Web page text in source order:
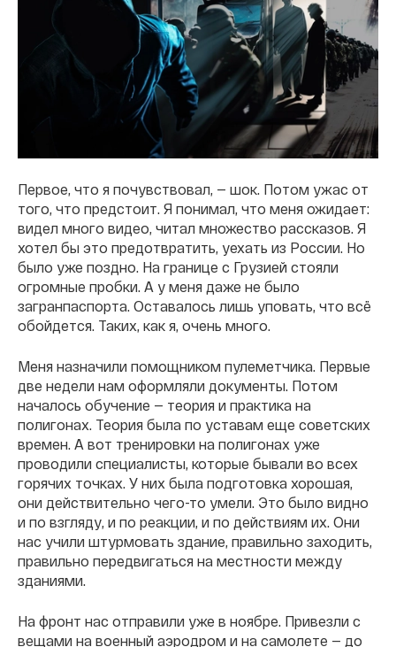
Первое, что я почувствовал, — шок. Потом ужас от
того, что предстоит. Я понимал, что меня ожидает:
видел много видео, читал множество рассказов. Я
хотел бы это предотвратить, уехать из России. Но
было уже поздно. На границе с Грузией стояли
огромные пробки. А у меня даже не было
загранпаспорта. Оставалось лишь уповать, что всё
обойдется. Таких, как я, очень много.
Меня назначили помощником пулеметчика. Первые
две недели нам оформляли документы. Потом
началось обучение — теория и практика на
полигонах. Теория была по уставам еще советских
времен. А вот тренировки на полигонах уже
проводили специалисты, которые бывали во всех
горячих точках. У них была подготовка хорошая,
они действительно чего-то умели. Это было видно
и по взгляду, и по реакции, и по действиям их. Они
нас учили штурмовать здание, правильно заходить,
правильно передвигаться на местности между
зданиями.
На фронт нас отправили уже в ноябре. Привезли с
вещами на военный аэродром и на самолете — до